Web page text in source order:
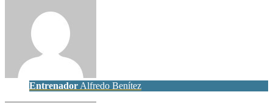
Entrenador Alfredo Benítez